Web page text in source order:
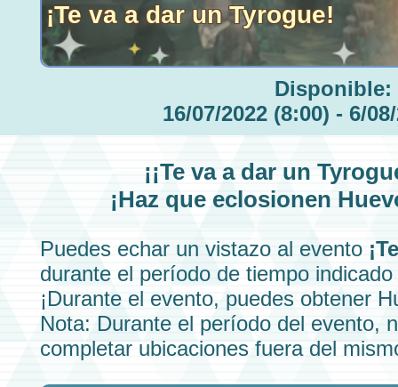
¡Te va a dar un Tyrogue!
Disponible:
16/07/2022 (8:00) - 6/
¡¡Te va a dar un
¡Haz que eclosionen
Puedes echar un vistazo al evento
durante el período de tiempo
¡Durante el evento, puedes obtener
Nota: Durante el período del evento,
completar ubicaciones fuera del